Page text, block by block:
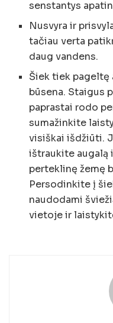
senstantys
Nusvyra ir
tačiau verta
daug vandens.
Šiek tiek pageltę
būsena. Staigus
paprastai rodo
sumažinkite
visiškai išdžiūti.
ištraukite augalą
perteklinę žemę
Persodinkite į
naudodami
vietoje ir